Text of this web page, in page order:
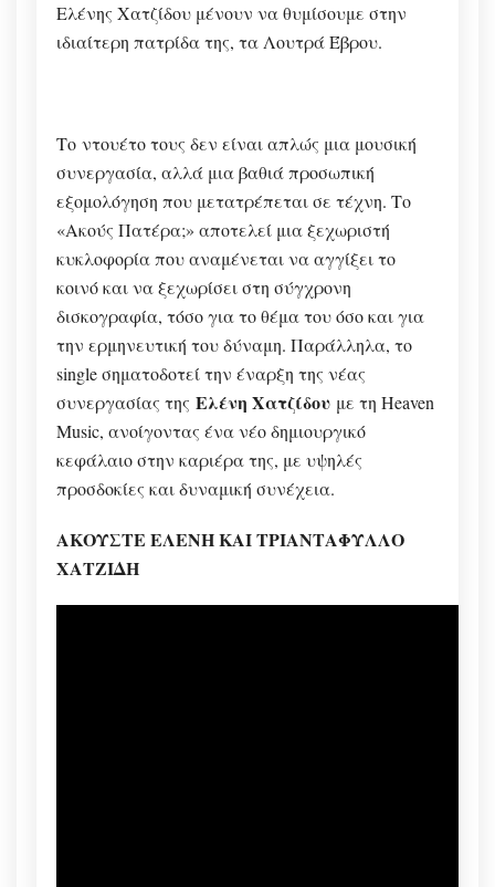
Ελένης Χατζίδου μένουν να θυμίσουμε στην
ιδιαίτερη πατρίδα της, τα Λουτρά Έβρου.
Το ντουέτο τους δεν είναι απλώς μια μουσική
συνεργασία, αλλά μια βαθιά προσωπική
εξομολόγηση που μετατρέπεται σε τέχνη. Το
«Ακούς Πατέρα;» αποτελεί μια ξεχωριστή
κυκλοφορία που αναμένεται να αγγίξει το
κοινό και να ξεχωρίσει στη σύγχρονη
δισκογραφία, τόσο για το θέμα του όσο και για
την ερμηνευτική του δύναμη. Παράλληλα, το
single σηματοδοτεί την έναρξη της νέας
συνεργασίας της Ελένη Χατζίδου με τη Heaven
Music, ανοίγοντας ένα νέο δημιουργικό
κεφάλαιο στην καριέρα της, με υψηλές
προσδοκίες και δυναμική συνέχεια.
ΑΚΟΥΣΤΕ ΕΛΕΝΗ ΚΑΙ ΤΡΙΑΝΤΑΦΥΛΛΟ
ΧΑΤΖΙΔΗ